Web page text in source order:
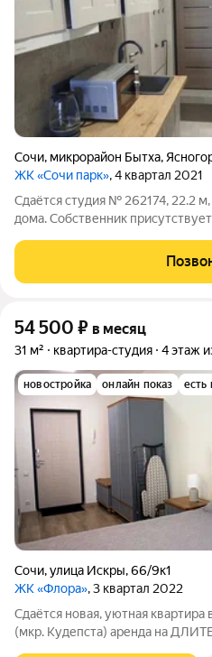
Сочи, микрорайон Бытха,
ЖК «Сочи парк», 4 квартал 2021
Сдаётся студия № 262174, 22.2
дома. Собственник
отдельно. По условиям
питомцами. Из техники в
54 500 ₽ в месяц
31 м² квартира-студия 4 этаж
новостройка онлайн показ есть
Сочи,улица Искры,66/9к1
ЖК «Флора», 3 квартал 2022
Сдаётся новая, уютная
(мкр. Кудепста) аренда на ДЛИТЕЛЬНЫЙ СРОК.